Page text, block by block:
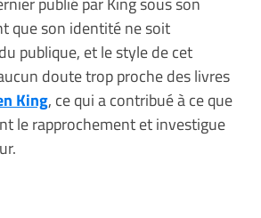
que son identité ne soit
publique, et le style de cet
doute trop proche des livres
King, ce qui a contribué à ce que
le rapprochement et investigue